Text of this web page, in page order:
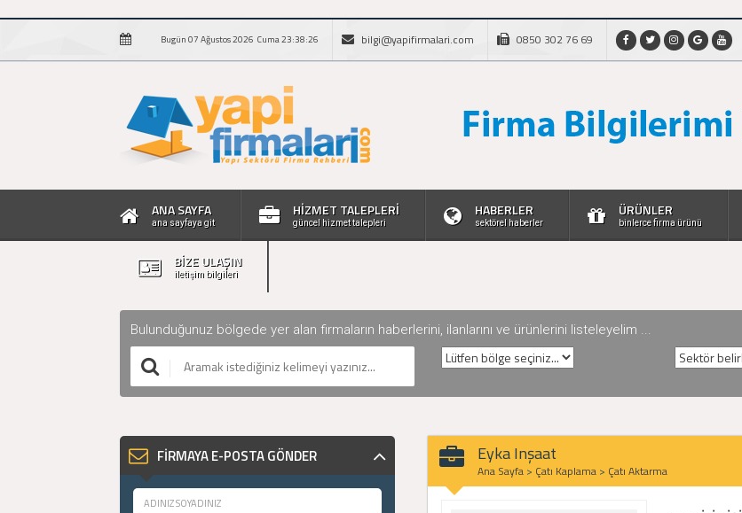
Bugün 07 Ağustos 2026 Cuma 23:38:26 bilgi@yapifirmalari.com 0850 302 76 69
ANA SAYFA
ana sayfaya git
HİZMET TALEPLERİ
güncel hizmet talepleri
HABERLER
sektörel haberler
ÜRÜNLER
binlerce firma ürünü
BİZE ULAŞIN
iletişim bilgileri
Bulunduğunuz bölgede yer alan firmaların haberlerini, ilanlarını ve ürünlerini listeleyelim ...
FİRMAYA E-POSTA GÖNDER Eyka Inşaat
Ana Sayfa > Çatı Kaplama> Çatı Aktarma